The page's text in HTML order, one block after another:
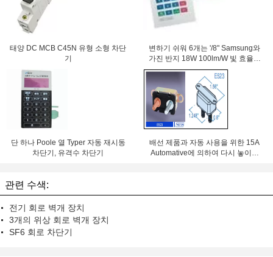
태양 DC MCB C45N 유형 소형 차단
기
변하기 쉬워 6개는 '/8" Samsung와
가진 반지 18W 100lm/W 빛 효율성
LED Downlight 84Ra를 잘게 썹니
다
단 하나 Poole 열 Typer 자동 재시동
차단기, 유격수 차단기
배선 제품과 자동 사용을 위한 15A
Automative에 의하여 다시 놓이는
관련 수색:
전기 회로 벽개 장치
3개의 위상 회로 벽개 장치
SF6 회로 차단기